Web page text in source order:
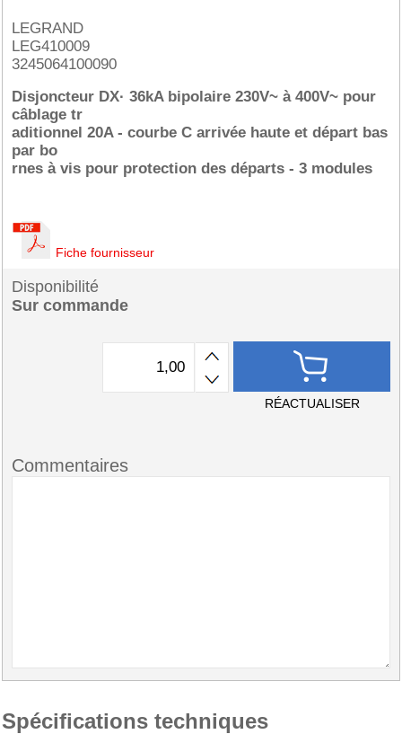
LEGRAND
LEG410009
3245064100090
Disjoncteur DX· 36kA bipolaire 230V~ à 400V~ pour
câblage tr
aditionnel 20A - courbe C arrivée haute et départ bas
par bo
rnes à vis pour protection des départs - 3 modules
Fiche fournisseur
Disponibilité
Sur commande
RÉACTUALISER
Commentaires
Spécifications techniques